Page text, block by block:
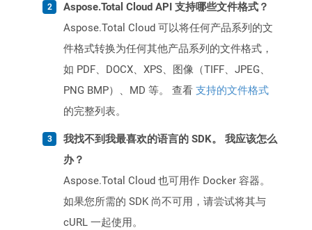
Aspose.Total Cloud API 支持哪些文件格式？
Aspose.Total Cloud 可以将任何产品系列的文
件格式转换为任何其他产品系列的文件格式，
如 PDF、DOCX、XPS、图像（TIFF、JPEG、
PNG BMP）、MD 等。 查看 支持的文件格式
的完整列表。
我找不到我最喜欢的语言的 SDK。 我应该怎么
办？
Aspose.Total Cloud 也可用作 Docker 容器。
如果您所需的 SDK 尚不可用，请尝试将其与
cURL 一起使用。